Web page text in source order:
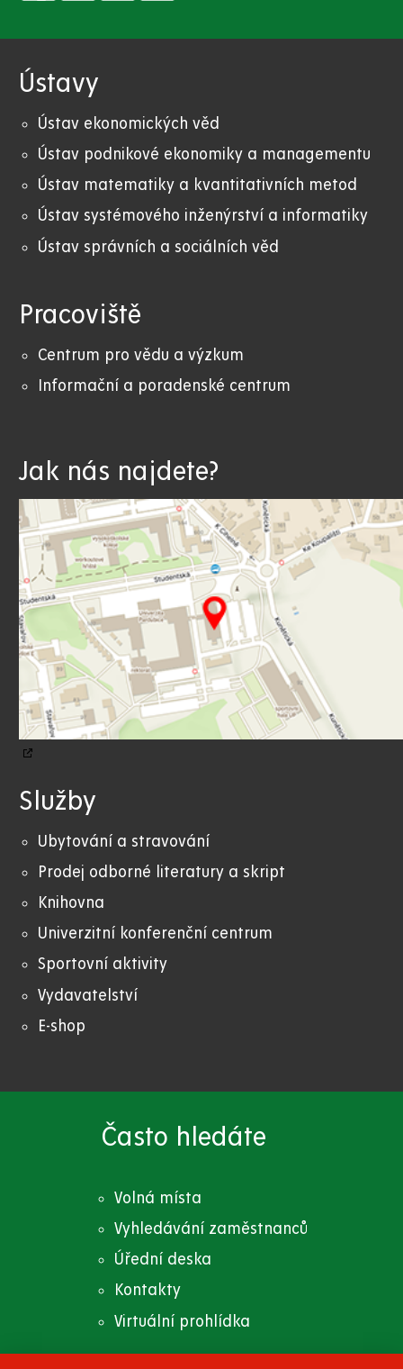
Ústavy
Ústav ekonomických věd
Ústav podnikové ekonomiky a managementu
Ústav matematiky a kvantitativních metod
Ústav systémového inženýrství a informatiky
Ústav správních a sociálních věd
Pracoviště
Centrum pro vědu a výzkum
Informační a poradenské centrum
Jak nás najdete?
Služby
Ubytování a stravování
Prodej odborné literatury a skript
Knihovna
Univerzitní konferenční centrum
Sportovní aktivity
Vydavatelství
E-shop
Často hledáte
Volná místa
Vyhledávání zaměstnanců
Úřední deska
Kontakty
Virtuální prohlídka